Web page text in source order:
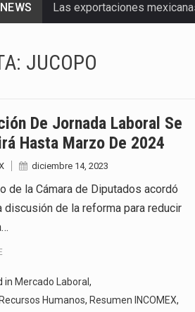
Las exportaciones
La Coalition for a
Ante la suspensión
Los créditos fiscales
La industria automotriz
El Departamento de
JUCOPO
De Jornada Laboral Se
Hasta Marzo De 2024
diciembre 14, 2023
de la Cámara de Diputados acordó
discusión de la reforma para reducir
in Mercado Laboral,
Humanos, Resumen INCOMEX,